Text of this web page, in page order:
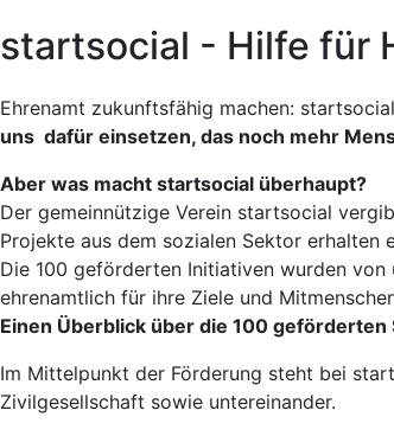
startsocial - Hilfe für
Ehrenamt zukunftsfähig machen:
uns dafür einsetzen, das noch mehr
Aber was macht startsocial überhaupt?
Der gemeinnützige Verein startsocial
Projekte aus dem sozialen Sektor
Die 100 geförderten Initiativen wurden
ehrenamtlich für ihre Ziele und
Einen Überblick über die 100
Im Mittelpunkt der Förderung steht bei
Zivilgesellschaft sowie untereinander.